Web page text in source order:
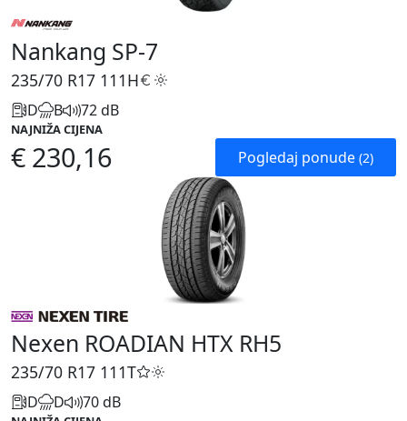
Nankang SP-7
235/70 R17 111H
D B 72 dB
NAJNIŽA CIJENA
€ 230,16 Pogledaj ponude (2)
Nexen ROADIAN HTX RH5
235/70 R17 111T
D D 70 dB